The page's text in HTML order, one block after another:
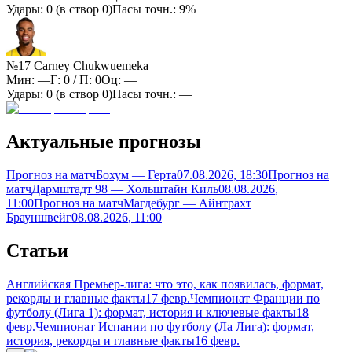
Удары: 0 (в створ 0)Пасы точн.: 9%
№17 Carney Chukwuemeka
Мин: —Г: 0 / П: 0Оц: —
Удары: 0 (в створ 0)Пасы точн.: —
Актуальные прогнозы
Прогноз на матчБохум — Герта07.08.2026, 18:30Прогноз на
матчДармштадт 98 — Хольштайн Киль08.08.2026,
11:00Прогноз на матчМагдебург — Айнтрахт
Брауншвейг08.08.2026, 11:00
Статьи
Английская Премьер-лига: что это, как появилась, формат,
рекорды и главные факты17 февр.Чемпионат Франции по
футболу (Лига 1): формат, история и ключевые факты18
февр.Чемпионат Испании по футболу (Ла Лига): формат,
история, рекорды и главные факты16 февр.